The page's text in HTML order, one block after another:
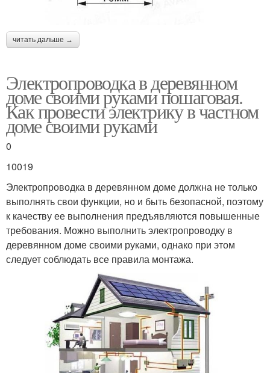
читать дальше →
Электропроводка в деревянном
доме своими руками пошаговая.
Как провести электрику в частном
доме своими руками
0
10019
Электропроводка в деревянном доме должна не только
выполнять свои функции, но и быть безопасной, поэтому
к качеству ее выполнения предъявляются повышенные
требования. Можно выполнить электропроводку в
деревянном доме своими руками, однако при этом
следует соблюдать все правила монтажа.